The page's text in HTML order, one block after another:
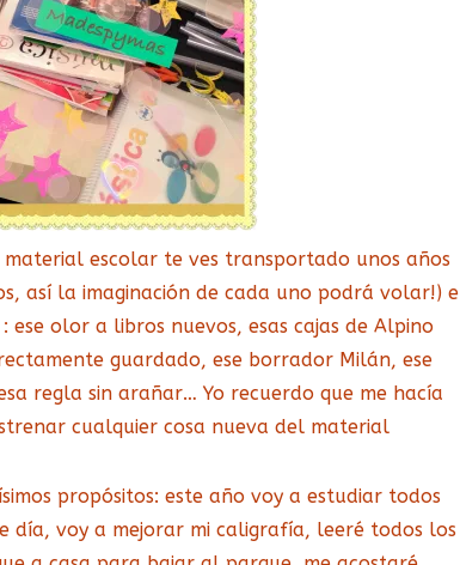
escolar te ves transportado unos años
así la imaginación de cada uno podrá volar!) e
ese olor a libros nuevos, esas cajas de Alpino
guardado, ese borrador Milán, ese
regla sin arañar… Yo recuerdo que me hacía
cualquier cosa nueva del material
propósitos: este año voy a estudiar todos
día, voy a mejorar mi caligrafía, leeré todos los